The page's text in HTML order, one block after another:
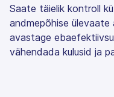
Saate täielik kontroll
andmepõhise ülevaate
avastage
vähendada kulusid ja